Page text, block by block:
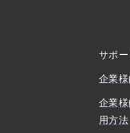
サポー
企業
企業
用方法